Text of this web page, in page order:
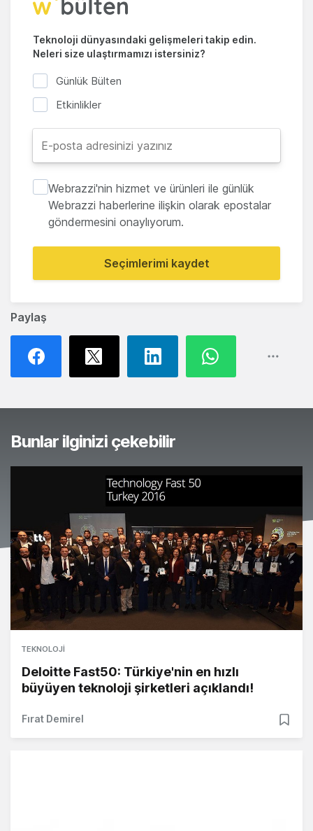
Paylaş
Teknoloji dünyasındaki gelişmeleri takip edin.
Neleri size ulaştırmamızı istersiniz?
Günlük Bülten
Etkinlikler
Webrazzi'nin hizmet ve ürünleri ile günlük
Webrazzi haberlerine ilişkin olarak epostalar
göndermesini onaylıyorum.
Seçimlerimi kaydet
Bunlar ilginizi çekebilir
TEKNOLOJI
Deloitte Fast50: Türkiye'nin en hızlı
büyüyen teknoloji şirketleri açıklandı!
Fırat Demirel